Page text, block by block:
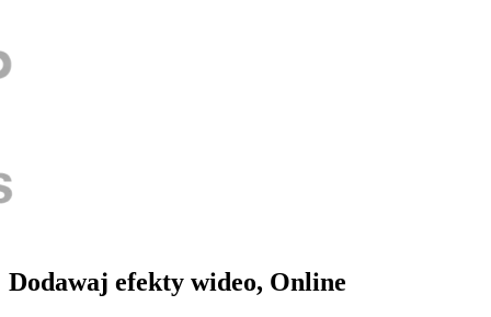
Dodawaj efekty wideo, Online